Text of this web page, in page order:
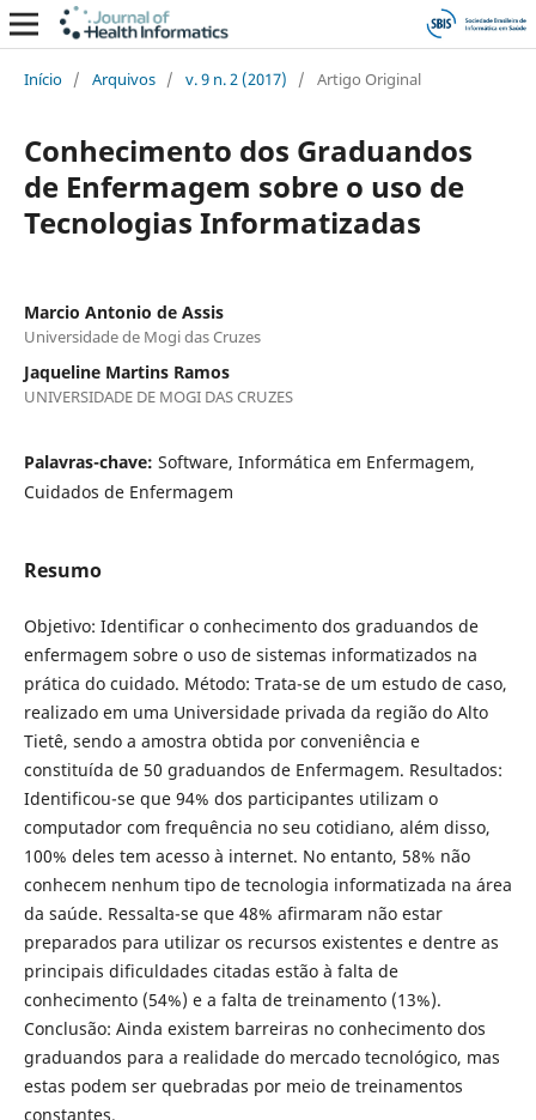
Início / Arquivos / v. 9 n. 2 (2017) / Artigo Original
Conhecimento dos Graduandos
de Enfermagem sobre o uso de
Tecnologias Informatizadas
Marcio Antonio de Assis
Universidade de Mogi das Cruzes
Jaqueline Martins Ramos
UNIVERSIDADE DE MOGI DAS CRUZES
Palavras-chave: Software, Informática em Enfermagem,
Cuidados de Enfermagem
Resumo
Objetivo: Identificar o conhecimento dos graduandos de
enfermagem sobre o uso de sistemas informatizados na
prática do cuidado. Método: Trata-se de um estudo de caso,
realizado em uma Universidade privada da região do Alto
Tietê, sendo a amostra obtida por conveniência e
constituída de 50 graduandos de Enfermagem. Resultados:
Identificou-se que 94% dos participantes utilizam o
computador com frequência no seu cotidiano, além disso,
100% deles tem acesso à internet. No entanto, 58% não
conhecem nenhum tipo de tecnologia informatizada na área
da saúde. Ressalta-se que 48% afirmaram não estar
preparados para utilizar os recursos existentes e dentre as
principais dificuldades citadas estão à falta de
conhecimento (54%) e a falta de treinamento (13%).
Conclusão: Ainda existem barreiras no conhecimento dos
graduandos para a realidade do mercado tecnológico, mas
estas podem ser quebradas por meio de treinamentos
constantes.